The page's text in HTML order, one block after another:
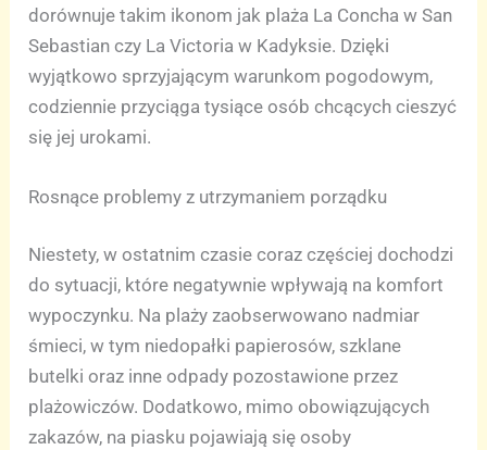
dorównuje takim ikonom jak plaża La Concha w San
Sebastian czy La Victoria w Kadyksie. Dzięki
wyjątkowo sprzyjającym warunkom pogodowym,
codziennie przyciąga tysiące osób chcących cieszyć
się jej urokami.
Rosnące problemy z utrzymaniem porządku
Niestety, w ostatnim czasie coraz częściej dochodzi
do sytuacji, które negatywnie wpływają na komfort
wypoczynku. Na plaży zaobserwowano nadmiar
śmieci, w tym niedopałki papierosów, szklane
butelki oraz inne odpady pozostawione przez
plażowiczów. Dodatkowo, mimo obowiązujących
zakazów, na piasku pojawiają się osoby